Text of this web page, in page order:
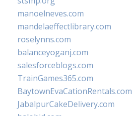
manoelneves.com
mandelaeffectlibrary.com
roselynns.com
balanceyoganj.com
salesforceblogs.com
TrainGames365.com
BaytownEvaCationRentals.com
JabalpurCakeDelivery.com